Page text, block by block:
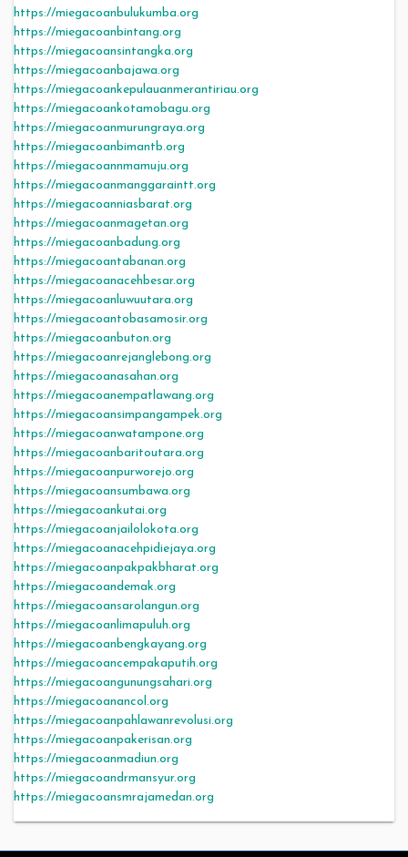
https://miegacoanbulukumba.org
https://miegacoanbintang.org
https://miegacoansintangka.org
https://miegacoanbajawa.org
https://miegacoankepulauanmerantiriau.org
https://miegacoankotamobagu.org
https://miegacoanmurungraya.org
https://miegacoanbimantb.org
https://miegacoannmamuju.org
https://miegacoanmanggaraintt.org
https://miegacoanniasbarat.org
https://miegacoanmagetan.org
https://miegacoanbadung.org
https://miegacoantabanan.org
https://miegacoanacehbesar.org
https://miegacoanluwuutara.org
https://miegacoantobasamosir.org
https://miegacoanbuton.org
https://miegacoanrejanglebong.org
https://miegacoanasahan.org
https://miegacoanempatlawang.org
https://miegacoansimpangampek.org
https://miegacoanwatampone.org
https://miegacoanbaritoutara.org
https://miegacoanpurworejo.org
https://miegacoansumbawa.org
https://miegacoankutai.org
https://miegacoanjailolokota.org
https://miegacoanacehpidiejaya.org
https://miegacoanpakpakbharat.org
https://miegacoandemak.org
https://miegacoansarolangun.org
https://miegacoanlimapuluh.org
https://miegacoanbengkayang.org
https://miegacoancempakaputih.org
https://miegacoangunungsahari.org
https://miegacoanancol.org
https://miegacoanpahlawanrevolusi.org
https://miegacoanpakerisan.org
https://miegacoanmadiun.org
https://miegacoandrmansyur.org
https://miegacoansmrajamedan.org